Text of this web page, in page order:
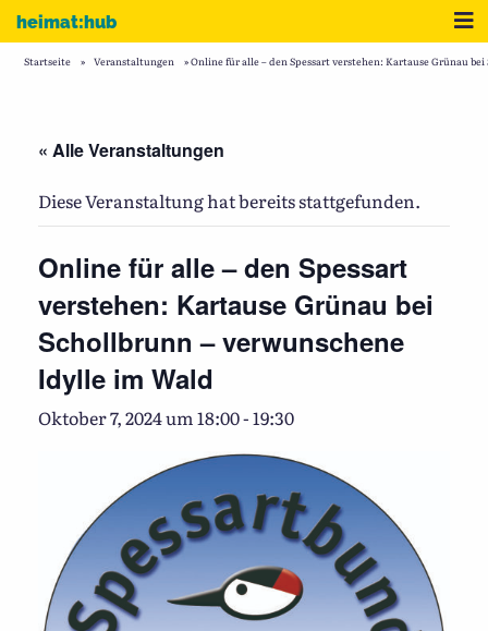
Zum Inhalt
heimat:hub
Startseite » Veranstaltungen »Online für alle – den Spessart verstehen: Kartause Grünau
« Alle Veranstaltungen
Diese Veranstaltung hat bereits stattgefunden.
Online für alle – den Spessart
verstehen: Kartause Grünau bei
Schollbrunn – verwunschene
Idylle im Wald
Oktober 7, 2024 um 18:00-19:30